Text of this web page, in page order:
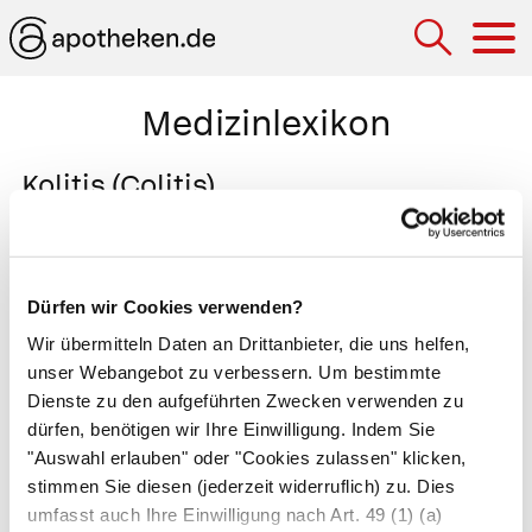
Dürfen wir Cookies verwenden?
Wir übermitteln Daten an Drittanbieter, die uns helfen,
unser Webangebot zu verbessern. Um bestimmte
Dienste zu den aufgeführten Zwecken verwenden zu
dürfen, benötigen wir Ihre Einwilligung. Indem Sie
"Auswahl erlauben" oder "Cookies zulassen" klicken,
stimmen Sie diesen (jederzeit widerruflich) zu. Dies
umfasst auch Ihre Einwilligung nach Art. 49 (1) (a)
Medizinlexikon
Kolitis (Colitis)
Entzündung des Dickdarms mit Fieber,
Eine Kolitis entsteht, wenn sich Viren oder
Bakterien in der Dickdarmschleimhaut ansiedeln
oder der Patient anMorbus CrohnoderColitis
ulcerosaerkrankt ist. Sonderformen der Kolitis
sind diepseudomembranöse Kolitisund die
ischämische Kolitis. Bei der
pseudomembranösen Kolitis siedeln sich